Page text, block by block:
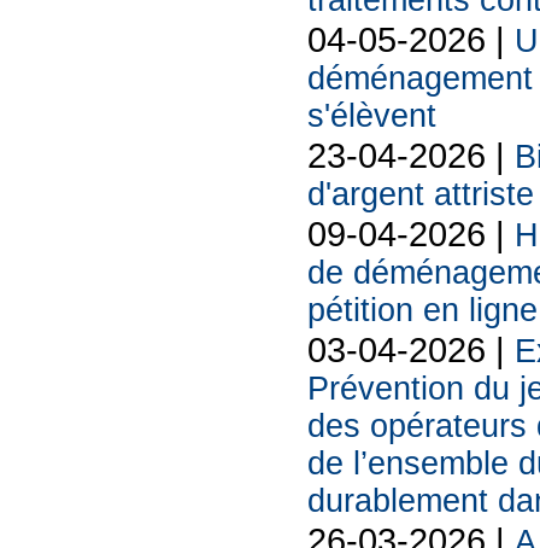
04-05-2026 |
s'élèvent
23-04-2026 |
d'argent
09-04-2026 |
de
pétition en ligne
03-04-2026 |
Prévention du
des opérateurs
de l’ensemble
durablement